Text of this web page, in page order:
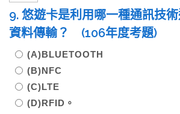
9. 悠遊卡是利用哪一種通訊技
資料傳輸？ (106年度考題)
(A)BLUETOOTH
(B)NFC
(C)LTE
(D)RFID。